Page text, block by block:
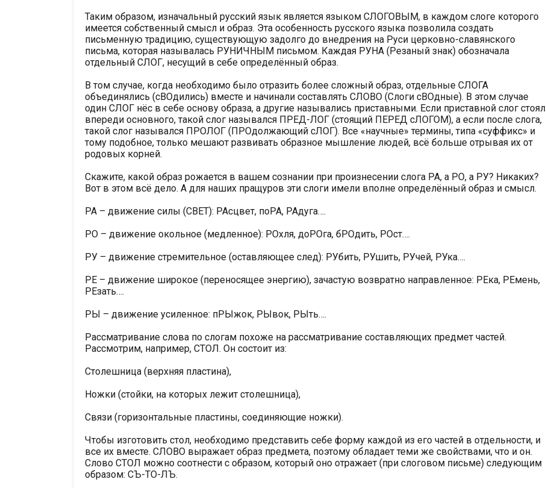
Таким образом, изначальный русский язык является языком СЛОГОВЫМ, в каждом слоге которого
имеется собственный смысл и образ. Эта особенность русского языка позволила создать
письменную традицию, существующую задолго до внедрения на Руси церковно-славянского
письма, которая называлась РУНИЧНЫМ письмом. Каждая РУНА (Резаный знак) обозначала
отдельный СЛОГ, несущий в себе определённый образ.
В том случае, когда необходимо было отразить более сложный образ, отдельные СЛОГА
объединялись (сВОдились) вместе и начинали составлять СЛОВО (Слоги сВОдные). В этом случае
один СЛОГ нёс в себе основу образа, а другие назывались приставными. Если приставной слог стоял
впереди основного, такой слог назывался ПРЕД-ЛОГ (стоящий ПЕРЕД сЛОГОМ), а если после слога,
такой слог назывался ПРОЛОГ (ПРОдолжающий сЛОГ). Все «научные» термины, типа «суффикс» и
тому подобное, только мешают развивать образное мышление людей, всё больше отрывая их от
родовых корней.
Скажите, какой образ рожается в вашем сознании при произнесении слога РА, а РО, а РУ? Никаких?
Вот в этом всё дело. А для наших пращуров эти слоги имели вполне определённый образ и смысл.
РА – движение силы (СВЕТ): РАсцвет, поРА, РАдуга….
РО – движение окольное (медленное): РОхля, доРОга, бРОдить, РОст….
РУ – движение стремительное (оставляющее след): РУбить, РУшить, РУчей, РУка….
РЕ – движение широкое (переносящее энергию), зачастую возвратно направленное: РЕка, РЕмень,
РЕзать….
РЫ – движение усиленное: пРЫжок, РЫвок, РЫть….
Рассматривание слова по слогам похоже на рассматривание составляющих предмет частей.
Рассмотрим, например, СТОЛ. Он состоит из:
Столешница (верхняя пластина),
Ножки (стойки, на которых лежит столешница),
Связи (горизонтальные пластины, соединяющие ножки).
Чтобы изготовить стол, необходимо представить себе форму каждой из его частей в отдельности, и
все их вместе. СЛОВО выражает образ предмета, поэтому обладает теми же свойствами, что и он.
Слово СТОЛ можно соотнести с образом, который оно отражает (при слоговом письме) следующим
образом: СЪ-ТО-ЛЪ.